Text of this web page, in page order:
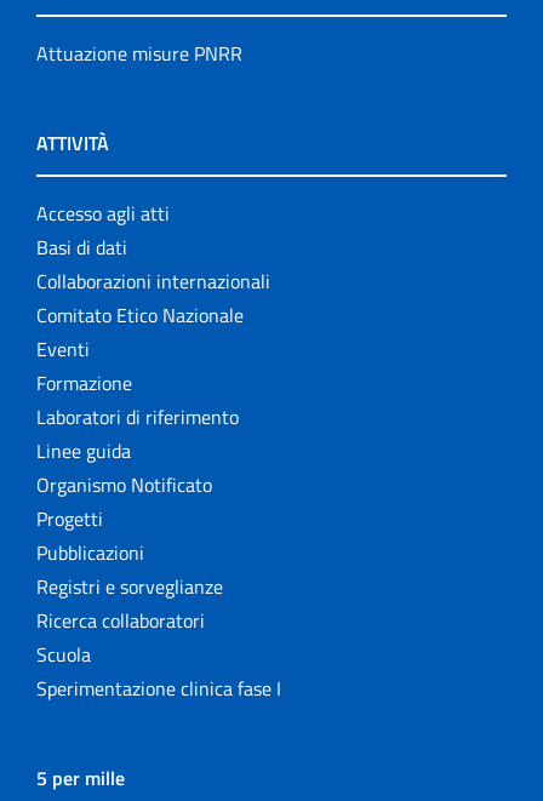
Attuazione misure PNRR
ATTIVITÀ
Accesso agli atti
Basi di dati
Collaborazioni internazionali
Comitato Etico Nazionale
Eventi
Formazione
Laboratori di riferimento
Linee guida
Organismo Notificato
Progetti
Pubblicazioni
Registri e sorveglianze
Ricerca collaboratori
Scuola
Sperimentazione clinica fase I
5 per mille